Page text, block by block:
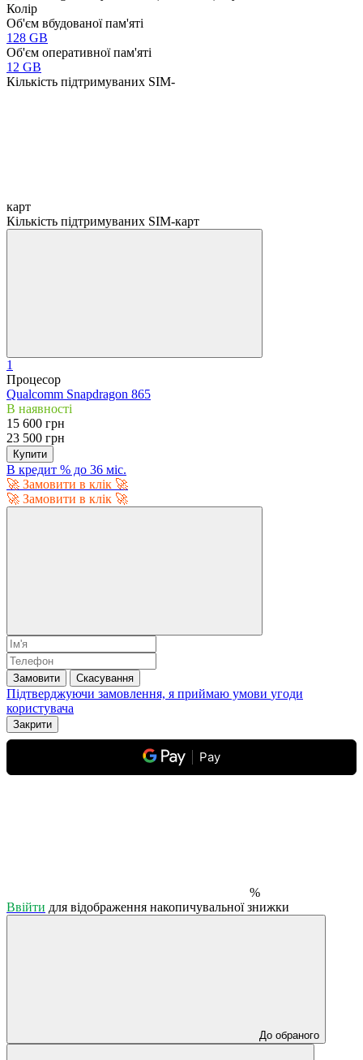
Колір
Об'єм вбудованої пам'яті
128 GB
Об'єм оперативної пам'яті
12 GB
Кількість підтримуваних SIM-
карт
Кількість підтримуваних SIM-карт
1
Процесор
Qualcomm Snapdragon 865
В наявності
15 600 грн
23 500 грн
Купити
В кредит % до 36 міс.
🚀 Замовити в клік 🚀
🚀 Замовити в клік 🚀
Замовити Скасування
Підтверджуючи замовлення, я приймаю умови угоди
користувача
Закрити
Pay
%
Ввійти для відображення накопичувальної знижки
До обраного